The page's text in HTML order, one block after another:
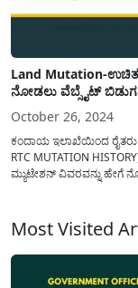
Land Mutation-
ನೋಡಲು ವೆಬ್ಸೈಟ್
October 26, 2024
ಕಂದಾಯ ಇಲಾಖೆಯಿಂದ ರೈತರು
RTC MUTATION
ಮ್ಯುಟೇಶನ್ ವಿವರವನ್ನು ಹೇಗೆ
Most Visited